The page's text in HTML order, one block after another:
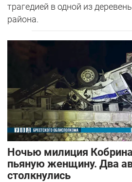
трагедией в одной из
района.
Ночью милиция
пьяную женщину. Два
столкнулись